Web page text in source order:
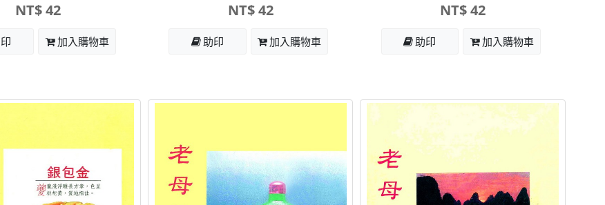
NT$ 42
加入購物車
NT$ 42
助印 加入購物車
NT$ 42
助印 加入購物車